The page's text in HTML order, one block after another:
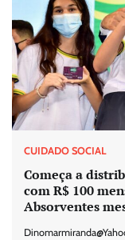
CUIDADO SOCIAL
Começa a
com R$ 100
Absorventes